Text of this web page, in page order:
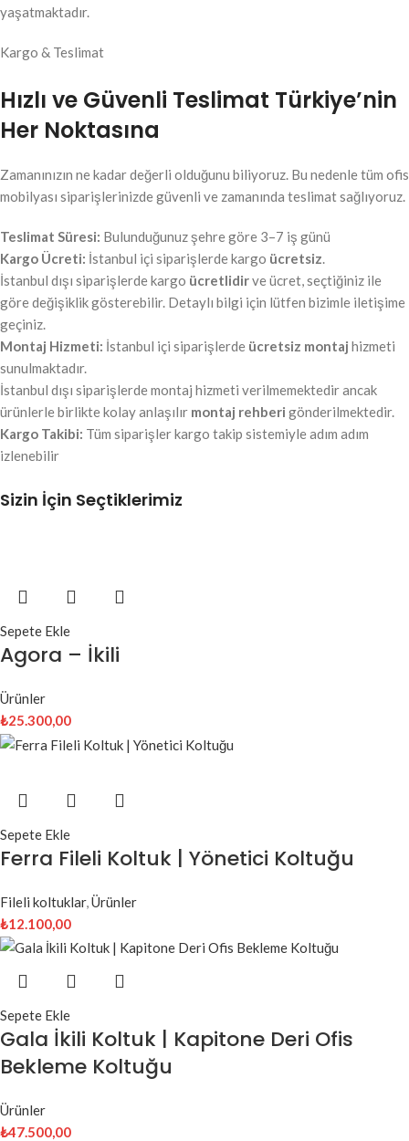
yaşatmaktadır.
Kargo & Teslimat
Hızlı ve Güvenli Teslimat Türkiye’nin
Her Noktasına
Zamanınızın ne kadar değerli olduğunu biliyoruz. Bu nedenle tüm ofis
mobilyası siparişlerinizde güvenli ve zamanında teslimat sağlıyoruz.
Teslimat Süresi: Bulunduğunuz şehre göre 3–7 iş günü
Kargo Ücreti: İstanbul içi siparişlerde kargo ücretsiz.
İstanbul dışı siparişlerde kargo ücretlidirve ücret, seçtiğiniz ile
göre değişiklik gösterebilir. Detaylı bilgi için lütfen bizimle iletişime
geçiniz.
Montaj Hizmeti: İstanbul içi siparişlerde ücretsiz montaj hizmeti
sunulmaktadır.
İstanbul dışı siparişlerde montaj hizmeti verilmemektedir ancak
ürünlerle birlikte kolay anlaşılır montaj rehberi gönderilmektedir.
Kargo Takibi: Tüm siparişler kargo takip sistemiyle adım adım
izlenebilir
Sizin İçin Seçtiklerimiz
Sepete Ekle
Agora – İkili
Ürünler
₺25.300,00
Sepete Ekle
Ferra Fileli Koltuk | Yönetici Koltuğu
Fileli koltuklar,Ürünler
₺12.100,00
Sepete Ekle
Gala İkili Koltuk | Kapitone Deri Ofis
Bekleme Koltuğu
Ürünler
₺47.500,00